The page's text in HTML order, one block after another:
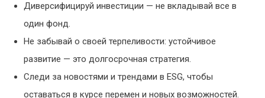
Диверсифицируй инвестиции — не вкладывай все в
один фонд.
Не забывай о своей терпеливости: устойчивое
развитие — это долгосрочная стратегия.
Следи за новостями и трендами в ESG, чтобы
оставаться в курсе перемен и новых возможностей.